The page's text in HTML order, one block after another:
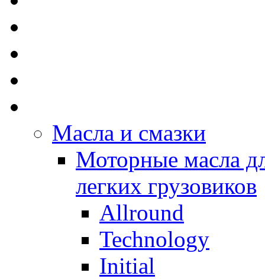
Масла и смазки
Моторные масла
легких грузовиков
Allround
Technology
Initial